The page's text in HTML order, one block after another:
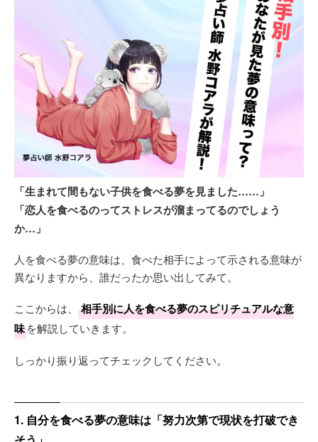
「生まれて間もない子供を食べる夢を見ました……」
「恋人を食べるのってストレスが溜まってるのでしょう
か…」
人を食べる夢の意味は、食べた相手によって示される意味が
異なりますから、誰だったか思い出してみて。
ここからは、
相手別に人を食べる夢のスピリチュアルな意
味を解説していきます。
しっかり振り返ってチェックしてください。
1. 自分を食べる夢の意味は「努力次第で現状を打破でき